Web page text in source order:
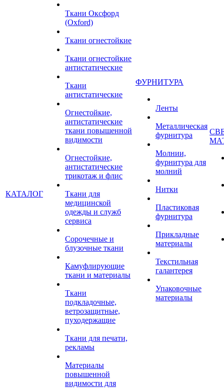
КАТАЛОГ
Ткани Оксфорд
(Oxford)
Ткани огнестойкие
Ткани огнестойкие
антистатические
Ткани
антистатические
Огнестойкие,
антистатические
ткани повышенной
видимости
Огнестойкие,
антистатические
трикотаж и флис
Ткани для
медицинской
одежды и служб
сервиса
Сорочечные и
блузочные ткани
Камуфлирующие
ткани и материалы
Ткани
подкладочные,
ветрозащитные,
пуходержащие
Ткани для печати,
рекламы
Материалы
повышенной
видимости для
ФУРНИТУРА
Ленты
Металлическая
фурнитура
Молнии,
фурнитура для
молний
Нитки
Пластиковая
фурнитура
Прикладные
материалы
Текстильная
галантерея
Упаковочные
материалы